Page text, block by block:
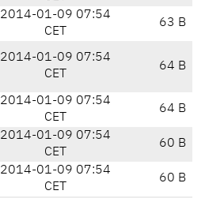
2014-01-09 07:54
CET
63 B
2014-01-09 07:54
CET
64 B
2014-01-09 07:54
CET
64 B
2014-01-09 07:54
CET
60 B
2014-01-09 07:54
CET
60 B